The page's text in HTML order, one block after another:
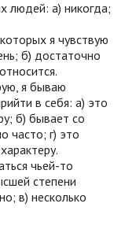
людей: а) никогда;
я чувствую
б) достаточно
я бываю
в себя: а) это
б) бывает со
часто; г) это
чьей-то
степени
в) несколько